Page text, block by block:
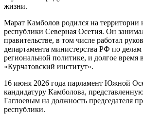
жизни.
Марат Камболов родился на
республики Северная Осетия. Он
правительстве, в том числе работал
департамента министерства РФ по
региональной политике, и долгое время
«Курчатовский институт».
16 июня 2026 года парламент Южной
кандидатуру Камболова,
Гаглоевым на должность председателя
республики.